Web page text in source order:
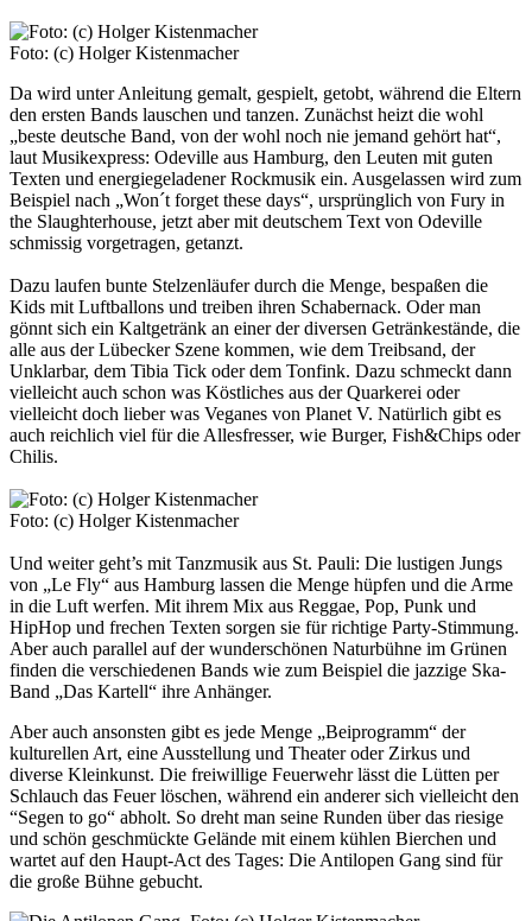
Foto: (c) Holger Kistenmacher
Da wird unter Anleitung gemalt, gespielt, getobt, während die Eltern
den ersten Bands lauschen und tanzen. Zunächst heizt die wohl
„beste deutsche Band, von der wohl noch nie jemand gehört hat“,
laut Musikexpress: Odeville aus Hamburg, den Leuten mit guten
Texten und energiegeladener Rockmusik ein. Ausgelassen wird zum
Beispiel nach „Won´t forget these days“, ursprünglich von Fury in
the Slaughterhouse, jetzt aber mit deutschem Text von Odeville
schmissig vorgetragen, getanzt.
Dazu laufen bunte Stelzenläufer durch die Menge, bespaßen die
Kids mit Luftballons und treiben ihren Schabernack. Oder man
gönnt sich ein Kaltgetränk an einer der diversen Getränkestände, die
alle aus der Lübecker Szene kommen, wie dem Treibsand, der
Unklarbar, dem Tibia Tick oder dem Tonfink. Dazu schmeckt dann
vielleicht auch schon was Köstliches aus der Quarkerei oder
vielleicht doch lieber was Veganes von Planet V. Natürlich gibt es
auch reichlich viel für die Allesfresser, wie Burger, Fish&Chips oder
Chilis.
Foto: (c) Holger Kistenmacher
Und weiter geht’s mit Tanzmusik aus St. Pauli: Die lustigen Jungs
von „Le Fly“ aus Hamburg lassen die Menge hüpfen und die Arme
in die Luft werfen. Mit ihrem Mix aus Reggae, Pop, Punk und
HipHop und frechen Texten sorgen sie für richtige Party-Stimmung.
Aber auch parallel auf der wunderschönen Naturbühne im Grünen
finden die verschiedenen Bands wie zum Beispiel die jazzige Ska-
Band „Das Kartell“ ihre Anhänger.
Aber auch ansonsten gibt es jede Menge „Beiprogramm“ der
kulturellen Art, eine Ausstellung und Theater oder Zirkus und
diverse Kleinkunst. Die freiwillige Feuerwehr lässt die Lütten per
Schlauch das Feuer löschen, während ein anderer sich vielleicht den
“Segen to go“ abholt. So dreht man seine Runden über das riesige
und schön geschmückte Gelände mit einem kühlen Bierchen und
wartet auf den Haupt-Act des Tages: Die Antilopen Gang sind für
die große Bühne gebucht.